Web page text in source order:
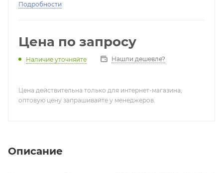
Подробности
Цена по запросу
Наличие уточняйте Нашли дешевле?
Цена действительна только для интернет-магазина,
оптовую цену запрашивайте у менеджеров.
Описание